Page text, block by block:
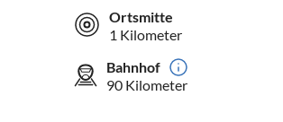
Ortsmitte
1 Kilometer
Bahnhof
90 Kilometer